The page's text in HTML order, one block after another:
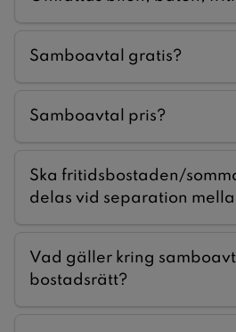
Samboavtal gratis?
Samboavtal pris?
Ska fritidsbostaden/
delas vid separation
Vad gäller kring
bostadsrätt?